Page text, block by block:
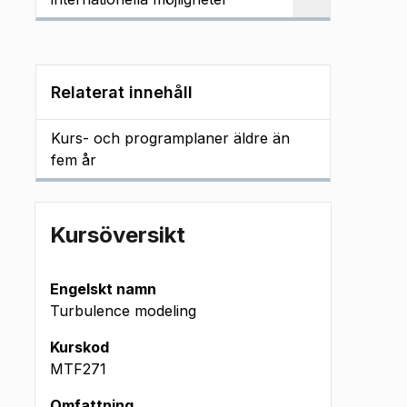
Relaterat innehåll
Kurs- och programplaner äldre än
fem år
Kursöversikt
Engelskt namn
Turbulence modeling
Kurskod
MTF271